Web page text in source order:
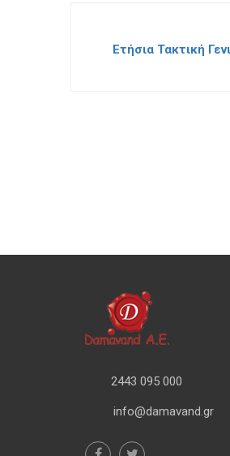
Ετήσια Τακτική
2443 095 000
info@damavand.gr